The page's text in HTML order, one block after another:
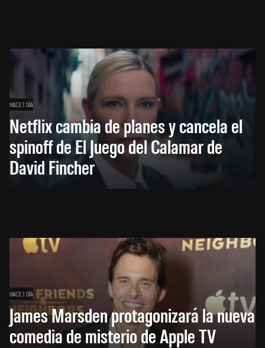
HACE 1 DÍA
Netflix cambia de planes y cancela el
spinoff de El Juego del Calamar de
David Fincher
HACE 1 DÍA
James Marsden protagonizará la nueva
comedia de misterio de Apple TV